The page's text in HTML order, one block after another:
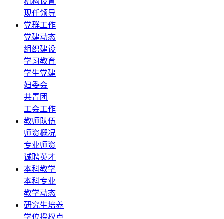
现任领导
党群工作
党建动态
组织建设
学习教育
学生党建
妇委会
共青团
工会工作
教师队伍
师资概况
专业师资
诚聘英才
本科教学
本科专业
教学动态
研究生培养
学位授权点